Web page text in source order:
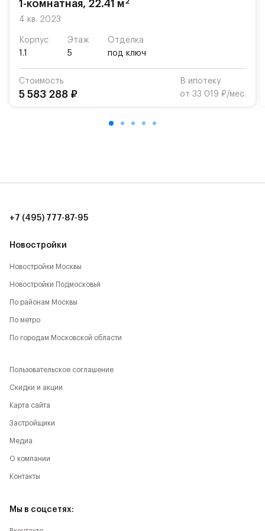
1-комнатная, 22.41 м
4 кв. 2023
Корпус
1.1
Этаж
5
Отделка
под ключ
Стоимость
5 583 288 ₽
В ипотеку
от 33 019 ₽/мес.
Новостройки
Новостройки Москвы
Новостройки Подмосковья
По районам Москвы
По метро
По городам Московской области
+7 (495) 777-87-95
Пользовательское соглашение
Скидки и акции
Карта сайта
Застройщики
Медиа
О компании
Контакты
Мы в соцсетях: